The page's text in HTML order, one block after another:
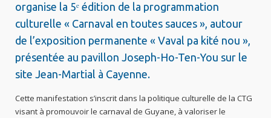
organise la 5ᵉ édition de la programmation
culturelle « Carnaval en toutes sauces », autour
de l’exposition permanente « Vaval pa kité nou »,
présentée au pavillon Joseph-Ho-Ten-You sur le
site Jean-Martial à Cayenne.
Cette manifestation s’inscrit dans la politique culturelle de la CTG
visant à promouvoir le carnaval de Guyane, à valoriser le